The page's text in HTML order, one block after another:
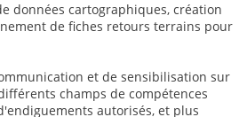
données cartographiques, création
de fiches retours terrains pour
et de sensibilisation sur
champs de compétences
autorisés, et plus